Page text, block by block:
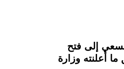
إلى فتح
وهو ما ساهم في ارتفاع صادراتها الزراعية لتبلغ 2.25 مليار دولار عام 2021، وفق ما أعلنته وزارة